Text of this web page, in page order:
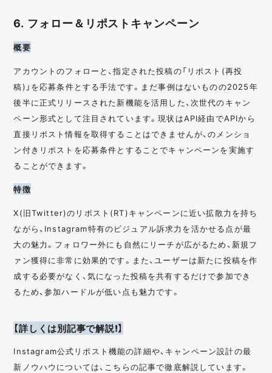
6. フォロー＆リポストキャンペーン
概要
アカウントのフォローと、指定された投稿の「リポスト(再投
稿)」を応募条件とする手法です。まだ事例はないものの2025年
後半に正式リリースされた新機能を活用した、次世代のキャン
ペーン形式として注目されています。現状はAPI経由でAPIから
直接リポスト情報を取得することはできませんが、のメンショ
ン付きリポストを応募条件とすることでキャンペーンを実施す
ることができます。
特徴
X(旧Twitter)のリポスト(RT)キャンペーンに近い拡散力を持ち
ながら、Instagram特有のビジュアル訴求力を活かせる点が最
大の魅力。フォロワー外にも自然にリーチが広がるため、新規フ
ァン獲得に非常に効果的です。また、ユーザーは新たに投稿を作
成する必要がなく、気になった投稿を共有するだけで参加でき
るため、参加ハードルが低い点も魅力です。
【詳しくは別記事で解説!】
Instagram公式リポスト機能の詳細や、キャンペーン設計の最
新ノウハウについては、こちらの記事で徹底解説しています。